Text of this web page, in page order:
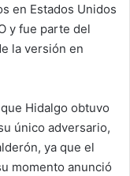
en Estados Unidos
y fue parte del
la versión en
Hidalgo obtuvo
único adversario,
ya que el
momento anunció